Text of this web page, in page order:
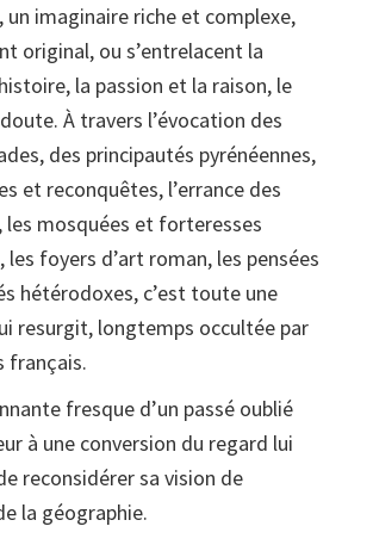
un imaginaire riche et complexe,
original, ou s’entrelacent la
la passion et la raison, le
À travers l’évocation des
des principautés pyrénéennes,
et reconquêtes, l’errance des
les mosquées et forteresses
les foyers d’art roman, les pensées
hétérodoxes, c’est toute une
resurgit, longtemps occultée par
français.
fresque d’un passé oublié
à une conversion du regard lui
reconsidérer sa vision de
la géographie.